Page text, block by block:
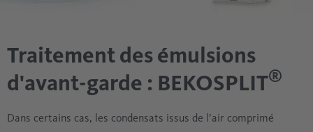
Traitement des émulsions
d'avant-garde : BEKOSPLIT®
Dans certains cas, les condensats issus de l’air comprimé